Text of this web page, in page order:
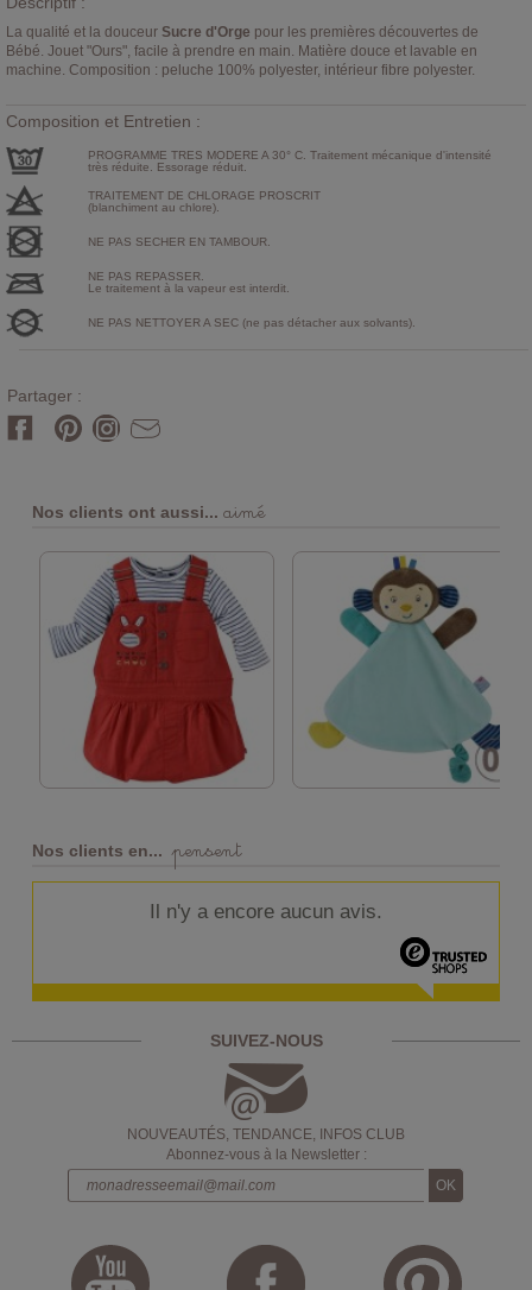
La qualité et la douceur Sucre d'Orge pour les premières découvertes de
Bébé. Jouet "Ours", facile à prendre en main. Matière douce et lavable en
machine. Composition : peluche 100% polyester, intérieur fibre polyester.
Composition et Entretien :
PROGRAMME TRES MODERE A 30° C. Traitement mécanique d'intensité
très réduite. Essorage réduit.
TRAITEMENT DE CHLORAGE PROSCRIT
(blanchiment au chlore).
NE PAS SECHER EN TAMBOUR.
NE PAS REPASSER.
Le traitement à la vapeur est interdit.
NE PAS NETTOYER A SEC (ne pas détacher aux solvants).
Partager :
Nos clients ont aussi... aimé
Nos clients en... pensent
Il n'y a encore aucun avis.
SUIVEZ-NOUS
NOUVEAUTÉS, TENDANCE, INFOS CLUB
Abonnez-vous à la Newsletter :